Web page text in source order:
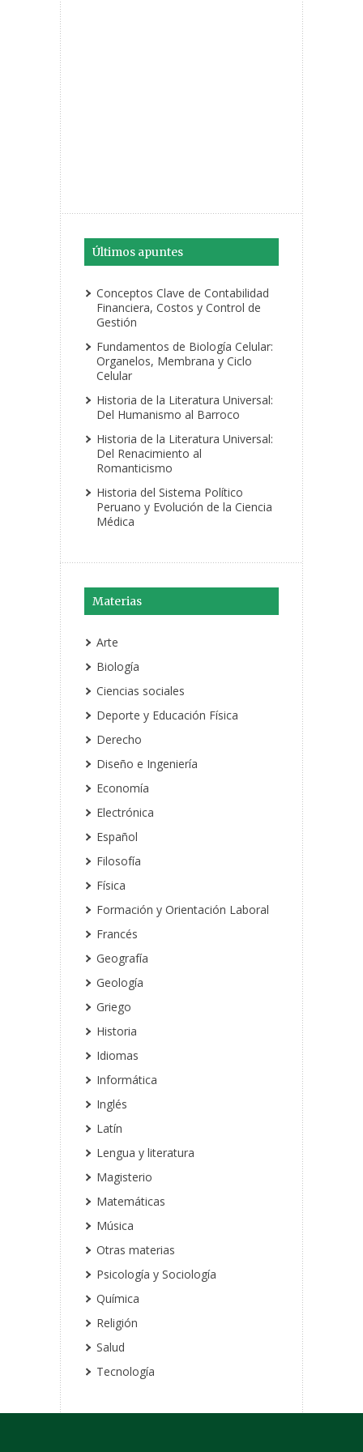
Últimos apuntes
Conceptos Clave de Contabilidad
Financiera, Costos y Control de
Gestión
Fundamentos de Biología Celular:
Organelos, Membrana y Ciclo
Celular
Historia de la Literatura Universal:
Del Humanismo al Barroco
Historia de la Literatura Universal:
Del Renacimiento al
Romanticismo
Historia del Sistema Político
Peruano y Evolución de la Ciencia
Médica
Materias
Arte
Biología
Ciencias sociales
Deporte y Educación Física
Derecho
Diseño e Ingeniería
Economía
Electrónica
Español
Filosofía
Física
Formación y Orientación Laboral
Francés
Geografía
Geología
Griego
Historia
Idiomas
Informática
Inglés
Latín
Lengua y literatura
Magisterio
Matemáticas
Música
Otras materias
Psicología y Sociología
Química
Religión
Salud
Tecnología